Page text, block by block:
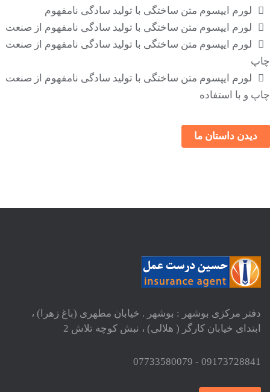
لورم ایپسوم متن ساختگی با تولید سادگی نامفهوم
لورم ایپسوم متن ساختگی با تولید سادگی نامفهوم از صنعت
لورم ایپسوم متن ساختگی با تولید سادگی نامفهوم از صنعت
چاپ
لورم ایپسوم متن ساختگی با تولید سادگی نامفهوم از صنعت
چاپ و با استفاده
دیدن داستان ما
دفتر مرکزی بوشهر : بوشهر . خیابان مطهری (باغ زهرا) ،
ابتدای خیابان کارگر ( هلالی) ، نبش کوچه تلاش 2
09173728841 - 07733580079